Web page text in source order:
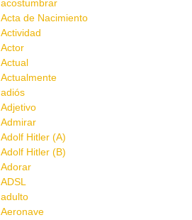
acostumbrar
Acta de Nacimiento
Actividad
Actor
Actual
Actualmente
adiós
Adjetivo
Admirar
Adolf Hitler (A)
Adolf Hitler (B)
Adorar
ADSL
adulto
Aeronave